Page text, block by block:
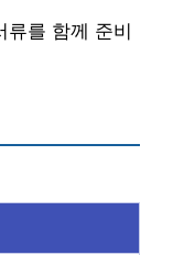
류를 함께 준비